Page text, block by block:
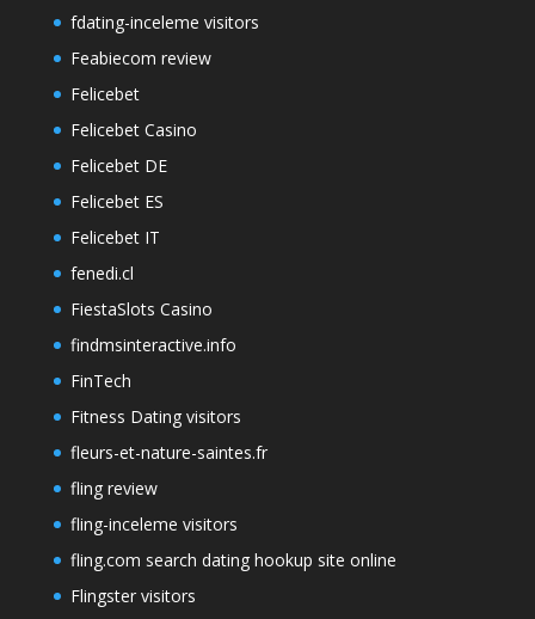
fdating-inceleme visitors
Feabiecom review
Felicebet
Felicebet Casino
Felicebet DE
Felicebet ES
Felicebet IT
fenedi.cl
FiestaSlots Casino
findmsinteractive.info
FinTech
Fitness Dating visitors
fleurs-et-nature-saintes.fr
fling review
fling-inceleme visitors
fling.com search dating hookup site online
Flingster visitors